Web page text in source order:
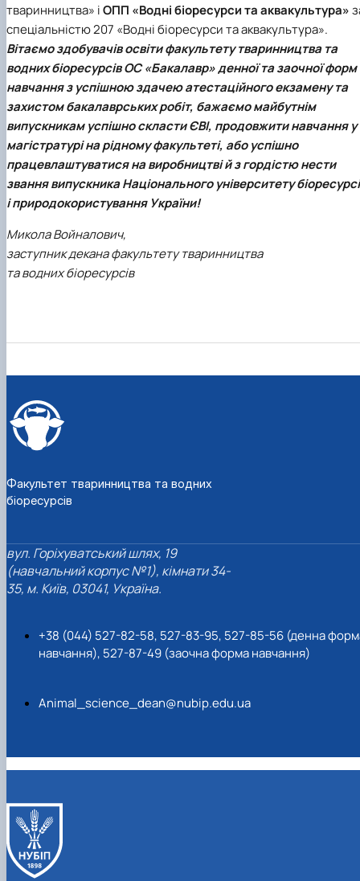
тваринництва» іОПП «Водні біоресурси та аквакультура»
спеціальністю 207 «Водні біоресурси та аквакультура».
Вітаємо здобувачів освіти факультету тваринництва та
водних біоресурсів ОС «Бакалавр» денної та заочної форм
навчання з успішною здачею атестаційного екзамену та
захистом бакалаврських робіт, бажаємо майбутнім
випускникам успішно скласти ЄВІ, продовжити навчання у
магістратурі на рідному факультеті, або успішно
працевлаштуватися на виробництві й з гордістю нести
звання випускника Національного університету
і природокористування України!
Микола Войналович,
заступник декана факультету тваринництва
та водних біоресурсів
Факультет тваринництва та водних
біоресурсів
вул. Горіхуватський шлях, 19
(навчальний корпус №1), кімнати 34-
35, м. Київ, 03041, Україна.
+38 (044) 527-82-58, 527-83-95, 527-85-56 (денна
навчання), 527-87-49 (заочна форма навчання)
Animal_science_dean@nubip.edu.ua